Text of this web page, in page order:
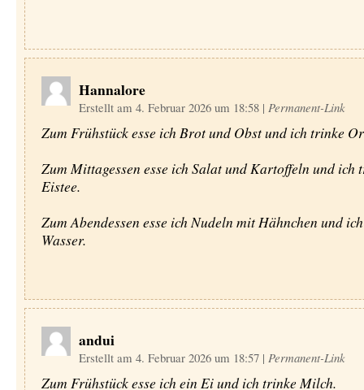
Hannalore
Erstellt am 4. Februar 2026 um 18:58 | Permanent-Link
Zum Frühstück esse ich Brot und Obst und ich trinke
Zum Mittagessen esse ich Salat und Kartoffeln und ich
Eistee.
Zum Abendessen esse ich Nudeln mit Hähnchen und
Wasser.
andui
Erstellt am 4. Februar 2026 um 18:57 | Permanent-Link
Zum Frühstück esse ich ein Ei und ich trinke Milch.